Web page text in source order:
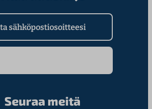
Seuraa meitä